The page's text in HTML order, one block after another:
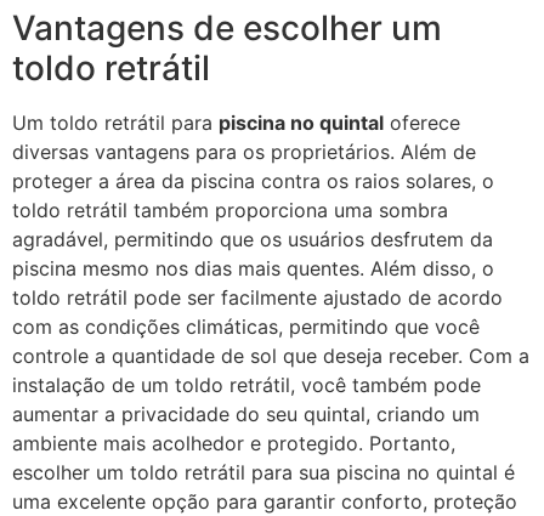
Vantagens de escolher um
toldo retrátil
Um toldo retrátil para piscina no quintal oferece
diversas vantagens para os proprietários. Além de
proteger a área da piscina contra os raios solares, o
toldo retrátil também proporciona uma sombra
agradável, permitindo que os usuários desfrutem da
piscina mesmo nos dias mais quentes. Além disso, o
toldo retrátil pode ser facilmente ajustado de acordo
com as condições climáticas, permitindo que você
controle a quantidade de sol que deseja receber. Com a
instalação de um toldo retrátil, você também pode
aumentar a privacidade do seu quintal, criando um
ambiente mais acolhedor e protegido. Portanto,
escolher um toldo retrátil para sua piscina no quintal é
uma excelente opção para garantir conforto, proteção